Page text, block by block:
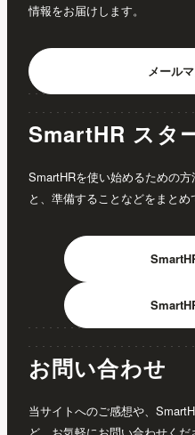
情報をお届けします。
メール
SmartHR スタ
SmartHRを使い始めるための
と、準備することなどをまとめ
お問い合わせ
当サイトへのご感想や、
ど、お気軽にお問い合わせくだ